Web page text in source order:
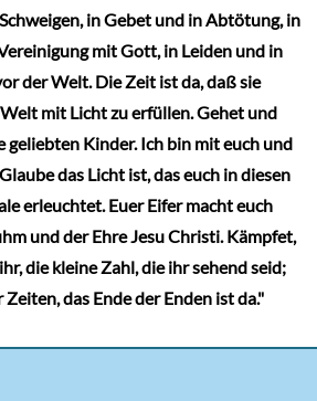
in Gebet und in Abtötung, in
mit Gott, in Leiden und in
der Welt. Die Zeit ist da, daß sie
mit Licht zu erfüllen. Gehet und
geliebten Kinder. Ich bin mit euch und
das Licht ist, das euch in diesen
erleuchtet. Euer Eifer macht euch
und der Ehre Jesu Christi. Kämpfet,
die kleine Zahl, die ihr sehend seid;
das Ende der Enden ist da."